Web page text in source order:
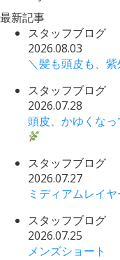
最新記事
スタッフブログ
2026.08.03
＼髪も頭皮も、
スタッフブログ
2026.07.28
頭皮、かゆくな
スタッフブログ
2026.07.27
ミディアムレイヤ
スタッフブログ
2026.07.25
メンズショート